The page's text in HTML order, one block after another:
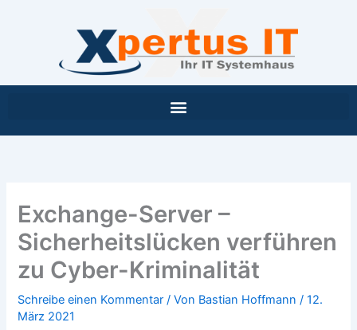
Exchange-Server –
Sicherheitslücken verführen
zu Cyber-Kriminalität
Schreibe einen Kommentar / Von Bastian Hoffmann/12.
März 2021